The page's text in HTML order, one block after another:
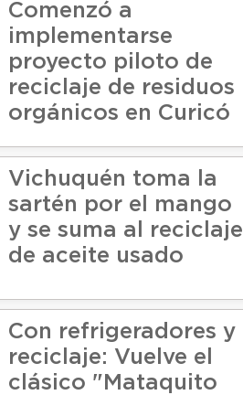
Comenzó a
implementarse
proyecto piloto de
reciclaje de residuos
orgánicos en Curicó
Vichuquén toma la
sartén por el mango
y se suma al reciclaje
de aceite usado
Con refrigeradores y
reciclaje: Vuelve el
clásico "Mataquito